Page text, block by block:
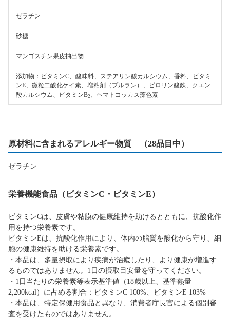
ゼラチン
砂糖
マンゴスチン果皮抽出物
添加物：ビタミンC、酸味料、ステアリン酸カルシウム、香料、ビタミ
ンE、微粒二酸化ケイ素、増粘剤（プルラン）、ピロリン酸鉄、クエン
酸カルシウム、ビタミンB2 、ヘマトコッカス藻色素
原材料に含まれるアレルギー物質 （28品目中）
ゼラチン
栄養機能食品（ビタミンC・ビタミンE）
ビタミンCは、皮膚や粘膜の健康維持を助けるとともに、抗酸化作
用を持つ栄養素です。
ビタミンEは、抗酸化作用により、体内の脂質を酸化から守り、細
胞の健康維持を助ける栄養素です。
・本品は、多量摂取により疾病が治癒したり、より健康が増進す
るものではありません。1日の摂取目安量を守ってください。
・1日当たりの栄養素等表示基準値（18歳以上、基準熱量
2,200kcal）に占める割合：ビタミンC 100%、ビタミンE 103%
・本品は、特定保健用食品と異なり、消費者庁長官による個別審
査を受けたものではありません。